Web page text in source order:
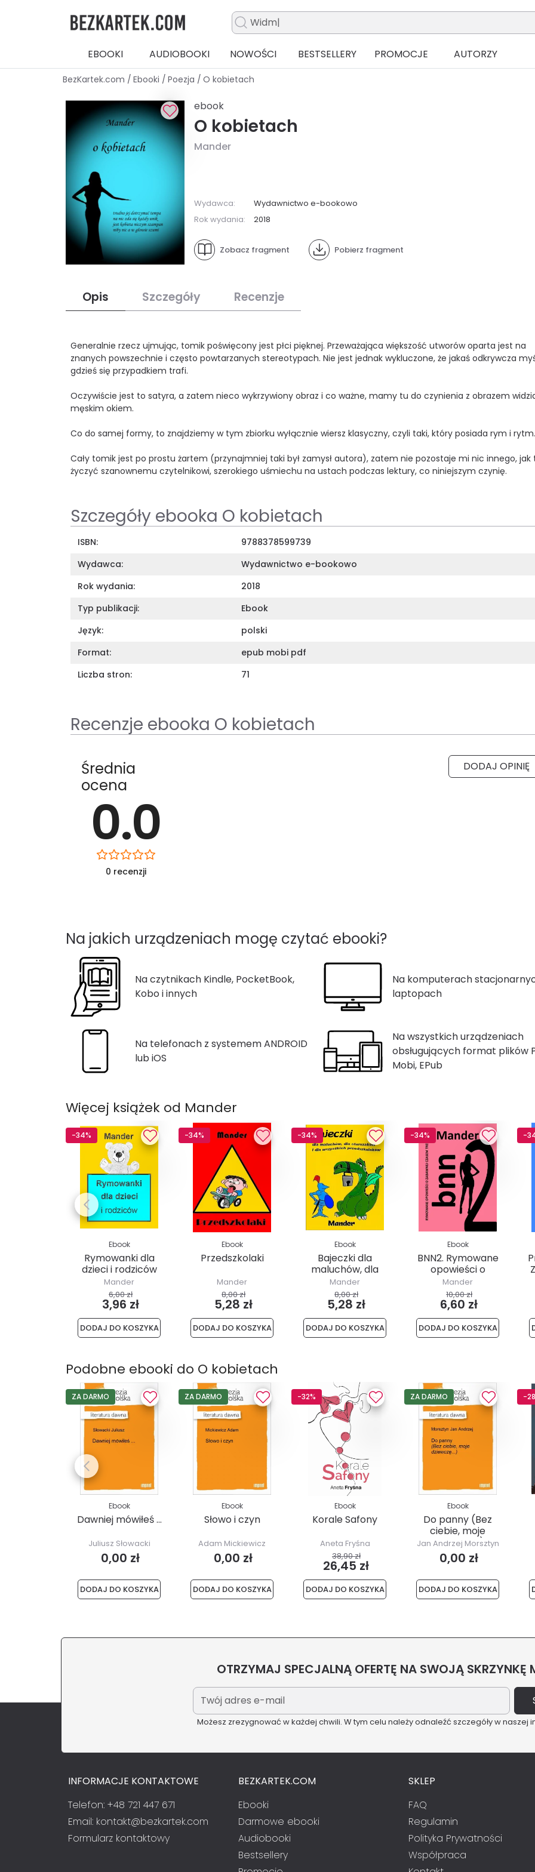
EBOOKI AUDIOBOOKI NOWOŚCI BESTSELLERY PROMOCJE AUTORZY
BezKartek.com / Ebooki / Poezja / O kobietach
ebook
O kobietach
Mander
Wydawca:
Wydawnictwo e-bookowo
Rok wydania:
2018
Zobacz fragment Pobierz fragment
Opis Szczegóły Recenzje
Generalnie rzecz ujmując, tomik poświęcony jest płci pięknej. Przeważająca większość utworów oparta jest na
znanych powszechnie i często powtarzanych stereotypach. Nie jest jednak wykluczone, że jakaś odkrywcza
gdzieś się przypadkiem trafi.
Oczywiście jest to satyra, a zatem nieco wykrzywiony obraz i co ważne, mamy tu do czynienia z obrazem
męskim okiem.
Co do samej formy, to znajdziemy w tym zbiorku wyłącznie wiersz klasyczny, czyli taki, który posiada rym i rytm.
Cały tomik jest po prostu żartem (przynajmniej taki był zamysł autora), zatem nie pozostaje mi nic innego, jak
życzyć szanownemu czytelnikowi, szerokiego uśmiechu na ustach podczas lektury, co niniejszym czynię.
Szczegóły ebooka O kobietach
ISBN:
9788378599739
Wydawca:
Wydawnictwo e-bookowo
Rok wydania:
2018
Typ publikacji:
Ebook
Język:
polski
Format:
epub mobi pdf
Liczba stron:
71
Recenzje ebooka O kobietach
Średnia
ocena
0.0
0 recenzji
DODAJ OPINIĘ
Na jakich urządzeniach mogę czytać ebooki?
Na czytnikach Kindle, PocketBook,
Kobo i innych
Na komputerach
laptopach
Na telefonach z systemem ANDROID
lub iOS
Na wszystkich urządzeniach
obsługujących format plików
Mobi, EPub
Więcej książek od Mander
-34%
Ebook
Rymowanki dla
dzieci i rodziców
Mander
6,00 zł
3,96 zł
DODAJ DO KOSZYKA
-34%
Ebook
Przedszkolaki
Mander
8,00 zł
5,28 zł
DODAJ DO KOSZYKA
-34%
Ebook
Bajeczki dla
maluchów, dla
starszaków i dla...
Mander
8,00 zł
5,28 zł
DODAJ DO KOSZYKA
-34%
Ebook
BNN2. Rymowane
opowieści o
zabawnej czasem
treści
Mander
10,00 zł
6,60 zł
DODAJ DO KOSZYKA
-
Podobne ebooki do O kobietach
ZA DARMO
Ebook
Dawniej mówiłeś ...
Juliusz Słowacki
0,00 zł
DODAJ DO KOSZYKA
ZA DARMO
Ebook
Słowo i czyn
Adam Mickiewicz
0,00 zł
DODAJ DO KOSZYKA
-32%
Ebook
Korale Safony
Aneta Fryśna
38,90 zł
26,45 zł
DODAJ DO KOSZYKA
ZA DARMO
Ebook
Do panny (Bez
ciebie, moje
dziewczę...)
Jan Andrzej Morsztyn
0,00 zł
DODAJ DO KOSZYKA
-
OTRZYMAJ SPECJALNĄ OFERTĘ NA SWOJĄ SKRZYNKĘ
Możesz zrezygnować w każdej chwili. W tym celu należy odnaleźć szczegóły w naszej
INFORMACJE KONTAKTOWE
Telefon: +48 721 447 671
Email: kontakt@bezkartek.com
Formularz kontaktowy
BEZKARTEK.COM
Ebooki
Darmowe ebooki
Audiobooki
Bestsellery
SKLEP
FAQ
Regulamin
Polityka Prywatności
Współpraca